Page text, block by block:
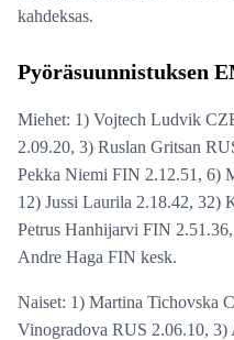
kahdeksas.
Pyöräsuunnistuksen
Miehet: 1) Vojtech Ludvik
2.09.20, 3) Ruslan Gritsan
Pekka Niemi FIN 2.12.51, 6)
12) Jussi Laurila 2.18.42, 32)
Petrus Hanhijarvi FIN
Andre Haga FIN kesk.
Naiset: 1) Martina Tichovska
Vinogradova RUS 2.06.10,